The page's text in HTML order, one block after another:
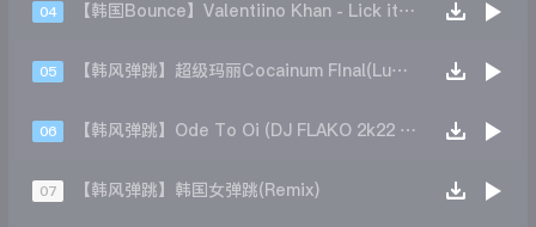
04 【韩国Bounce】Valentiino Khan - Lick it (GENO Space Mix)
05 【韩风弹跳】超级玛丽Cocainum FInal(Lumi edit)
06 【韩风弹跳】Ode To Oi (DJ FLAKO 2k22 Edit)
07 【韩风弹跳】韩国女弹跳(Remix)